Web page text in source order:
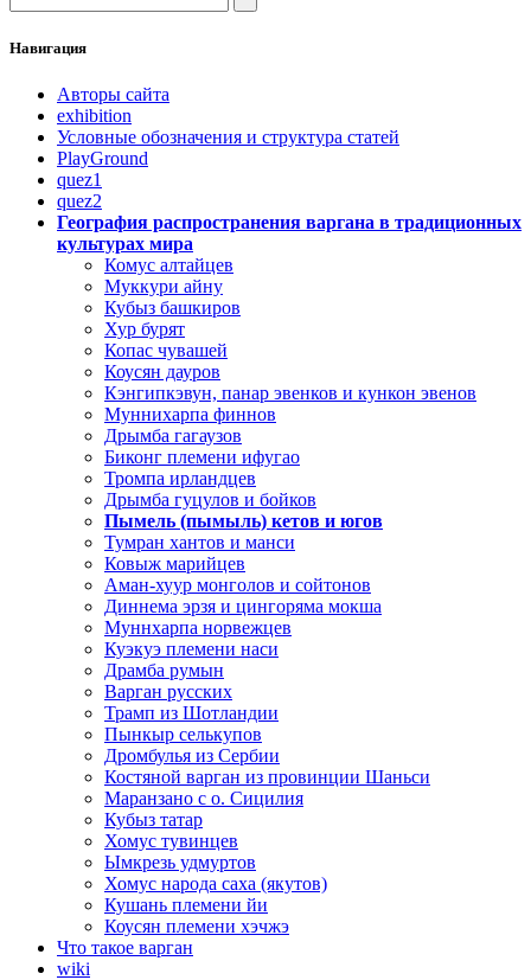
Навигация
Авторы сайта
exhibition
Условные обозначения и структура статей
PlayGround
quez1
quez2
География распространения варгана в традиционных
культурах мира
Комус алтайцев
Муккури айну
Кубыз башкиров
Хур бурят
Копас чувашей
Коусян дауров
Кэнгипкэвун, панар эвенков и кункон эвенов
Муннихарпа финнов
Дрымба гагаузов
Биконг племени ифугао
Тромпа ирландцев
Дрымба гуцулов и бойков
Пымель (пымыль) кетов и югов
Тумран хантов и манси
Ковыж марийцев
Аман-хуур монголов и сойтонов
Диннема эрзя и цингоряма мокша
Муннхарпа норвежцев
Куэкуэ племени наси
Драмба румын
Варган русских
Трамп из Шотландии
Пынкыр селькупов
Дромбулья из Сербии
Костяной варган из провинции Шаньси
Маранзано с о. Сицилия
Кубыз татар
Хомус тувинцев
Ымкрезь удмуртов
Хомус народа саха (якутов)
Кушань племени йи
Коусян племени хэчжэ
Что такое варган
wiki